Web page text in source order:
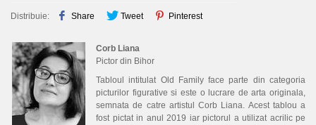
Distribuie: Share Tweet Pinterest
Corb Liana
Pictor din Bihor
Tabloul intitulat Old Family face parte din categoria
picturilor figurative si este o lucrare de arta originala,
semnata de catre artistul Corb Liana. Acest tablou a
fost pictat in anul 2019 iar pictorul a utilizat acrilic pe